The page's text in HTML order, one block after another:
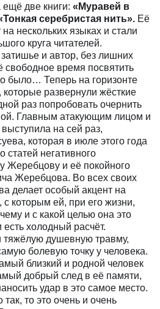
две книги: «Муравей в
серебристая нить». Её
нескольких языках и стали
круга читателей.
и автор, без лишних
свободное время посвятить
было… Теперь на горизонте
развернули жёсткие
раз попробовать очернить
Главным атакующим лицом и
на сей раз,
которая в июле этого года
статей негативного
Жеребцову и её покойного
Жеребцова. Во всех своих
делает особый акцент на
которым ей, при его жизни,
и с какой целью она это
холодный расчёт.
душевную травму,
болевую точку у человека.
близкий и родной человек
добрый след в её памяти,
удар в это самое место.
так, то это очень и очень